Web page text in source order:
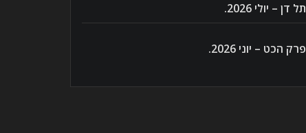
תל דן – יולי 2026.
פרק הכט – יוני 2026.